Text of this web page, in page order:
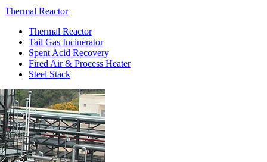
Thermal Reactor
Thermal Reactor
Tail Gas Incinerator
Spent Acid Recovery
Fired Air & Process Heater
Steel Stack